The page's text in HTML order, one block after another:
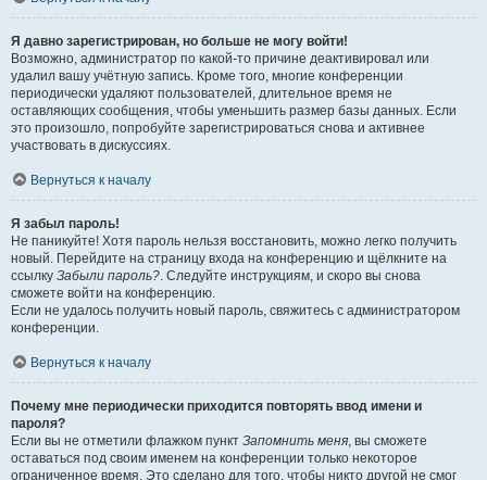
Я давно зарегистрирован, но больше не могу войти!
Возможно, администратор по какой-то причине деактивировал или
удалил вашу учётную запись. Кроме того, многие конференции
периодически удаляют пользователей, длительное время не
оставляющих сообщения, чтобы уменьшить размер базы данных. Если
это произошло, попробуйте зарегистрироваться снова и активнее
участвовать в дискуссиях.
Вернуться к началу
Я забыл пароль!
Не паникуйте! Хотя пароль нельзя восстановить, можно легко получить
новый. Перейдите на страницу входа на конференцию и щёлкните на
ссылку Забыли пароль?. Следуйте инструкциям, и скоро вы снова
сможете войти на конференцию.
Если не удалось получить новый пароль, свяжитесь с администратором
конференции.
Вернуться к началу
Почему мне периодически приходится повторять ввод имени и
пароля?
Если вы не отметили флажком пункт Запомнить меня, вы сможете
оставаться под своим именем на конференции только некоторое
ограниченное время. Это сделано для того, чтобы никто другой не смог